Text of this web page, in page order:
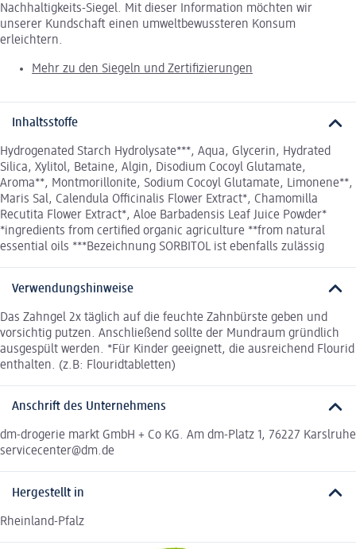
Nachhaltigkeits-Siegel. Mit dieser Information möchten wir
unserer Kundschaft einen umweltbewussteren Konsum
erleichtern.
Mehr zu den Siegeln und Zertifizierungen
Inhaltsstoffe
Hydrogenated Starch Hydrolysate***, Aqua, Glycerin, Hydrated
Silica, Xylitol, Betaine, Algin, Disodium Cocoyl Glutamate,
Aroma**, Montmorillonite, Sodium Cocoyl Glutamate, Limonene**,
Maris Sal, Calendula Officinalis Flower Extract*, Chamomilla
Recutita Flower Extract*, Aloe Barbadensis Leaf Juice Powder*
*ingredients from certified organic agriculture **from natural
essential oils ***Bezeichnung SORBITOL ist ebenfalls zulässig
Verwendungshinweise
Das Zahngel 2x täglich auf die feuchte Zahnbürste geben und
vorsichtig putzen. Anschließend sollte der Mundraum gründlich
ausgespült werden. *Für Kinder geeignett, die ausreichend Flourid
enthalten. (z.B: Flouridtabletten)
Anschrift des Unternehmens
dm-drogerie markt GmbH + Co KG. Am dm-Platz 1, 76227 Karslruhe
servicecenter@dm.de
Hergestellt in
Rheinland-Pfalz